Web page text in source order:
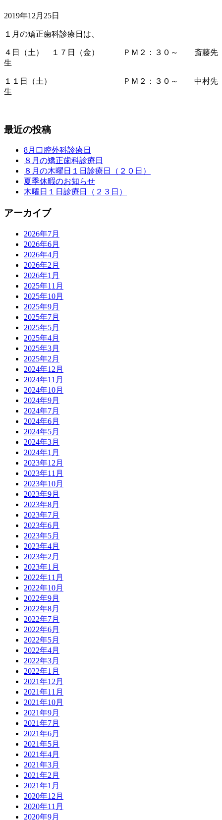
2019年12月25日
１月の矯正歯科診療日は、
４日（土） １７日（金） ＰＭ２：３０～ 斎藤先
生
１１日（土） ＰＭ２：３０～ 中村先
生
最近の投稿
8月口腔外科診療日
８月の矯正歯科診療日
８月の木曜日１日診療日（２０日）
夏季休暇のお知らせ
木曜日１日診療日（２３日）
アーカイブ
2026年7月
2026年6月
2026年4月
2026年2月
2026年1月
2025年11月
2025年10月
2025年9月
2025年7月
2025年5月
2025年4月
2025年3月
2025年2月
2024年12月
2024年11月
2024年10月
2024年9月
2024年7月
2024年6月
2024年5月
2024年3月
2024年1月
2023年12月
2023年11月
2023年10月
2023年9月
2023年8月
2023年7月
2023年6月
2023年5月
2023年4月
2023年2月
2023年1月
2022年11月
2022年10月
2022年9月
2022年8月
2022年7月
2022年6月
2022年5月
2022年4月
2022年3月
2022年1月
2021年12月
2021年11月
2021年10月
2021年9月
2021年7月
2021年6月
2021年5月
2021年4月
2021年3月
2021年2月
2021年1月
2020年12月
2020年11月
2020年9月